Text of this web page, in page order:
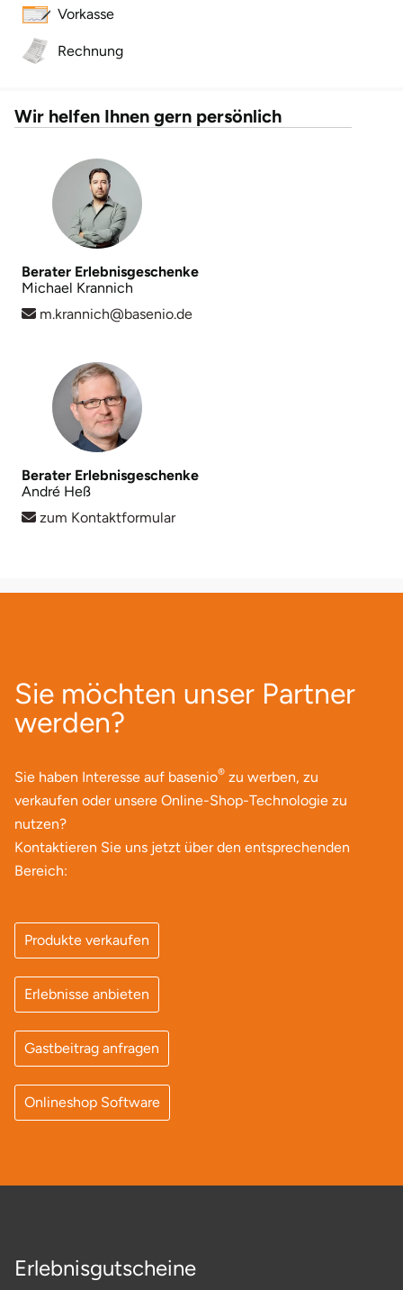
Vorkasse
Rechnung
Wir helfen Ihnen gern persönlich
Berater Erlebnisgeschenke
Michael Krannich
m.krannich@basenio.de
Berater Erlebnisgeschenke
André Heß
zum Kontaktformular
Sie möchten unser Partner
werden?
Sie haben Interesse auf basenio® zu werben, zu
verkaufen oder unsere Online-Shop-Technologie zu
nutzen?
Kontaktieren Sie uns jetzt über den entsprechenden
Bereich:
Produkte verkaufen
Erlebnisse anbieten
Gastbeitrag anfragen
Onlineshop Software
Erlebnisgutscheine
Kerken
Kiel
Koblenz
Kulmbach
Landkreis Rostock
Langenselbold
Leipzig
Leutkirch
Ludwigslust-Parchim
Lüneburg
Mannheim
Mecklenburgische Seenplatte
Merzig
Mettingen
Moers